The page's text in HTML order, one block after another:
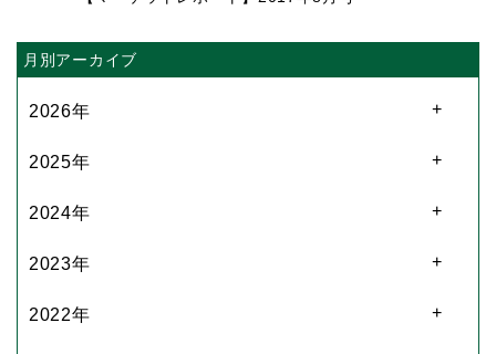
月別アーカイブ
2026年
2025年
2024年
2023年
2022年